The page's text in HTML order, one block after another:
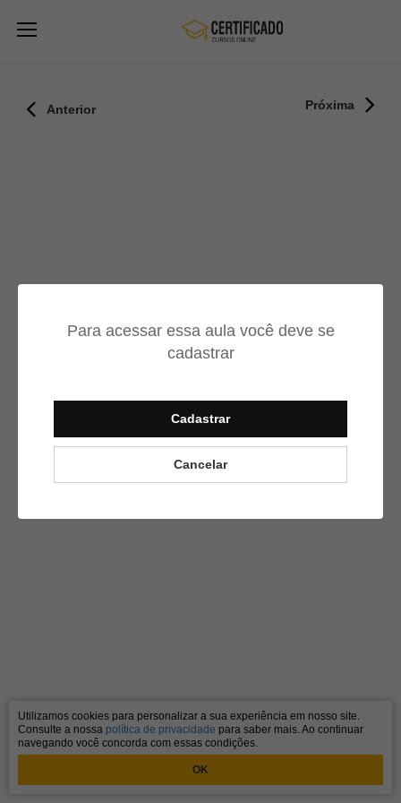
Para acessar essa aula você deve se
cadastrar
Cadastrar
Cancelar
Anterior Próxima
Utilizamos cookies para personalizar a sua experiência em nosso site.
Consulte a nossa política de privacidade para saber mais. Ao continuar
navegando você concorda com essas condições.
OK